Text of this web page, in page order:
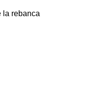
la rebanca